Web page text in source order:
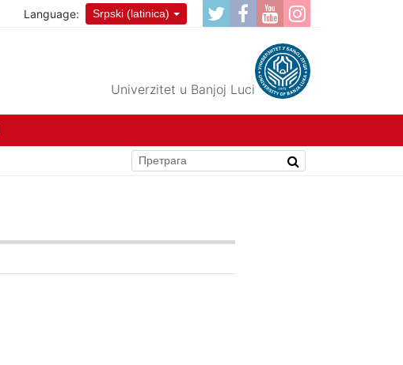
Language: Srpski (latinica)
Univerzitet u Banjoj Luci